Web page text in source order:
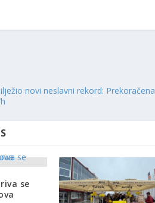
novi neslavni rekord: Prekoračena
se